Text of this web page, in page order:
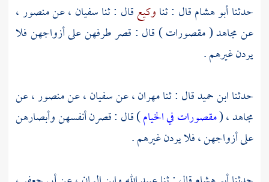
حدثناأبو هشامقال : ثناوكيعقال : ثناسفيان ، عنمنصور،
عنمجاهد( مقصورات ) قال : قصر طرفهن على أزواجهن فلا
يردن غيرهم .
حدثناابن حميدقال : ثنامهران، عنسفيان، عنمنصور، عن
مجاهد، (مقصورات في الخيام) قال : قصرن أنفسهن وأبصارهن
على أزواجهن ، فلا يردن غيرهم .